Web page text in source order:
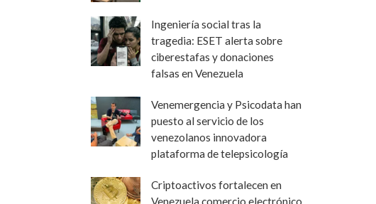
Ingeniería social tras la
tragedia: ESET alerta sobre
ciberestafas y donaciones
falsas en Venezuela
Venemergencia y Psicodata han
puesto al servicio de los
venezolanos innovadora
plataforma de telepsicología
Criptoactivos fortalecen en